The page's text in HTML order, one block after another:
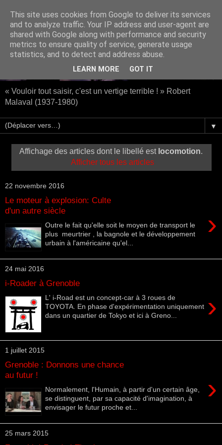
« Vouloir tout saisir, c'est un vertige terrible ! » Robert
Malaval (1937-1980)
▼
Affichage des articles dont le libellé est locomotion.
Afficher tous les articles
22 novembre 2016
Le moteur à explosion: Culte
d'un autre siècle
›
Outre le fait qu'elle soit le moyen de transport le
plus meurtrier , la bagnole et le développement
urbain à l'américaine qu'el...
24 mai 2016
i-Roader à Grenoble
›
L' i-Road est un concept-car à 3 roues de
TOYOTA. En phase d'expérimentation uniquement
dans un quartier de Tokyo et ici à Greno...
1 juillet 2015
Grenoble : Donnons une chance
au futur !
›
Normalement, l'Humain, à partir d'un certain âge,
se distinguent, par sa capacité d'imagination, à
envisager le futur proche et...
25 mars 2015
This site uses cookies from Google to deliver its services
and to analyze traffic. Your IP address and user-agent are
shared with Google along with performance and security
metrics to ensure quality of service, generate usage
statistics, and to detect and address abuse.
LEARN MORE GOT IT